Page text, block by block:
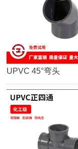
UPVC 45°弯头